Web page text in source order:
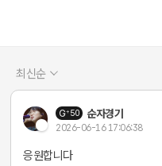
최신순
50 순자경기
2026-06-16 17:06:38
응원합니다